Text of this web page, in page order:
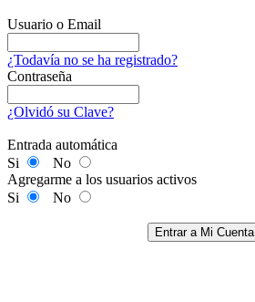
Usuario o Email
¿Todavía no se ha registrado?
Contraseña
¿Olvidó su Clave?
Entrada automática
Si
No
Agregarme a los usuarios activos
Si
No
Entrar a Mi Cuenta